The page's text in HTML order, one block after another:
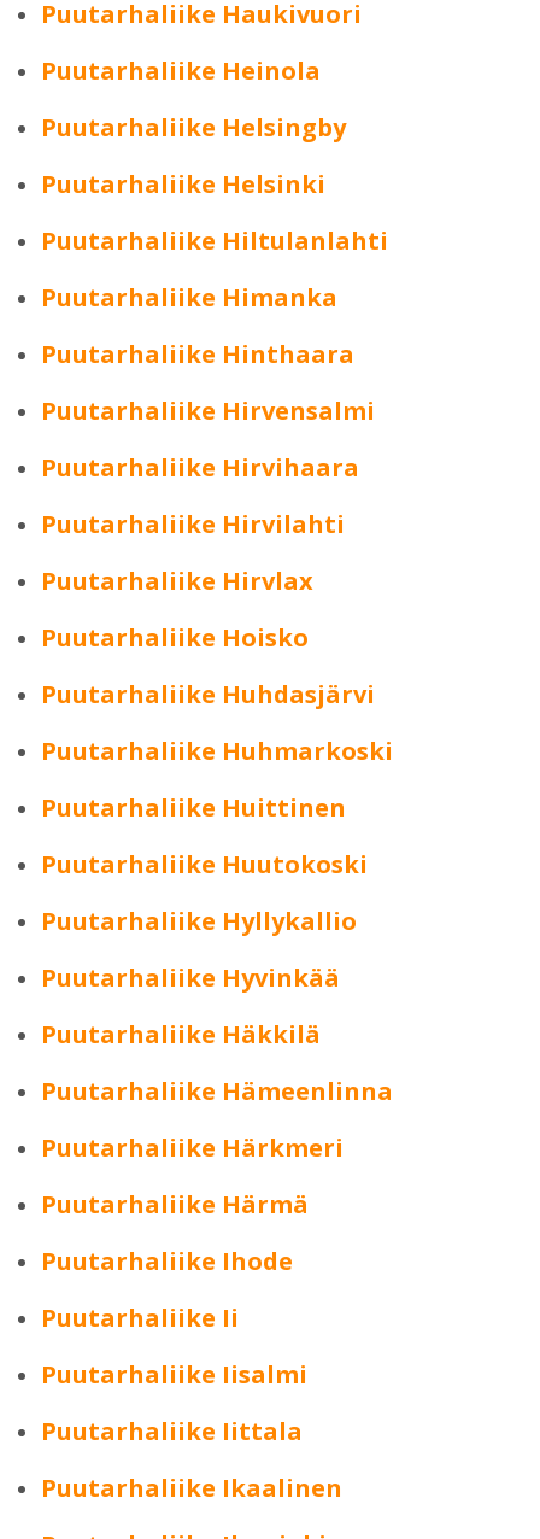
Puutarhaliike Haukivuori
Puutarhaliike Heinola
Puutarhaliike Helsingby
Puutarhaliike Helsinki
Puutarhaliike Hiltulanlahti
Puutarhaliike Himanka
Puutarhaliike Hinthaara
Puutarhaliike Hirvensalmi
Puutarhaliike Hirvihaara
Puutarhaliike Hirvilahti
Puutarhaliike Hirvlax
Puutarhaliike Hoisko
Puutarhaliike Huhdasjärvi
Puutarhaliike Huhmarkoski
Puutarhaliike Huittinen
Puutarhaliike Huutokoski
Puutarhaliike Hyllykallio
Puutarhaliike Hyvinkää
Puutarhaliike Häkkilä
Puutarhaliike Hämeenlinna
Puutarhaliike Härkmeri
Puutarhaliike Härmä
Puutarhaliike Ihode
Puutarhaliike Ii
Puutarhaliike Iisalmi
Puutarhaliike Iittala
Puutarhaliike Ikaalinen